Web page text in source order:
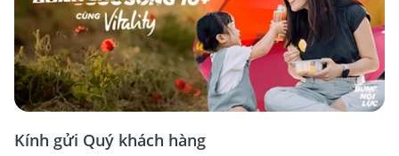
Kính gửi Quý khách hàng